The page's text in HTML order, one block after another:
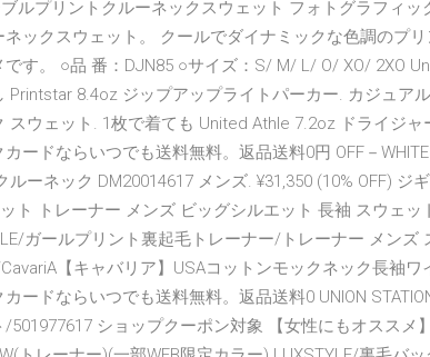
ルプリントクルーネックスウェット フォトグラフィ
ネックスウェット。 クールでダイナミックな色調のプ
です。 ○品 番：DJN85 ○サイズ：S/ M/ L/ O/ XO/ 2XO
Printstar 8.4oz ジップアップライトパーカー. カジュア
スウェット. 1枚で着ても United Athle 7.2oz ドライジ
カードならいつでも送料無料。返品送料0円 OFF－
ルーネック DM20014617 メンズ. ¥31,350 (10% OFF) ジ
ト トレーナー メンズ ビッグシルエット 長袖 スウェ
ガールプリント裏起毛トレーナー/トレーナー メン
【キャバリア】USAコットンモックネック長袖
カードならいつでも送料無料。返品送料0 UNION
/501977617 ショップクーポン対象 【女性にもオススメ